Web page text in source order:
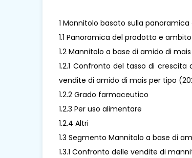
1 Mannitolo basato sulla
1.1 Panoramica del prodotto e
1.2 Mannitolo a base di amido di
1.2.1 Confronto del tasso di
vendite di amido di mais per tipo
1.2.2 Grado farmaceutico
1.2.3 Per uso alimentare
1.2.4 Altri
1.3 Segmento Mannitolo a base di
1.3.1 Confronto delle vendite di